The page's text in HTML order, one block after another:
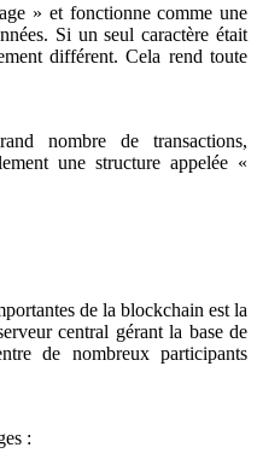
» et fonctionne comme une
Si un seul caractère était
différent. Cela rend toute
nombre de transactions,
une structure appelée «
de la blockchain est la
central gérant la base de
de nombreux participants
: